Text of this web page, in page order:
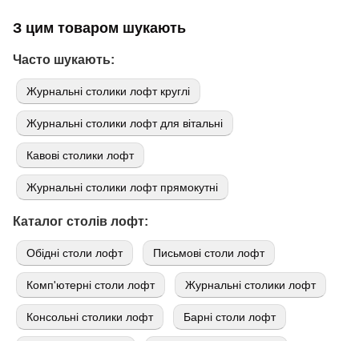
З цим товаром шукають
Часто шукають:
Журнальні столики лофт круглі
Журнальні столики лофт для вітальні
Кавові столики лофт
Журнальні столики лофт прямокутні
Каталог столів лофт:
Обідні столи лофт Письмові столи лофт
Комп'ютерні столи лофт Журнальні столики лофт
Консольні столики лофт Барні столи лофт